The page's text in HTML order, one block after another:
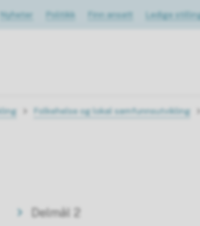
Nyheter Politikk Finn ansatt Ledige
Folkehelse og lokal samfunnsutvikling
Delmål 2